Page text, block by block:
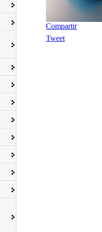
Compartir
Tweet